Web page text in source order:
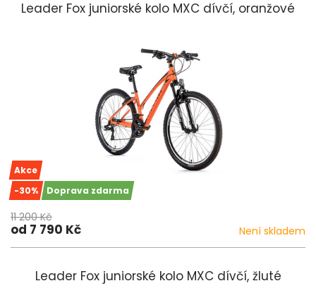
Leader Fox juniorské kolo MXC dívčí, oranžové
Akce
-30%
Doprava zdarma
11 200 Kč
od 7 790 Kč Není skladem
Leader Fox juniorské kolo MXC dívčí, žluté